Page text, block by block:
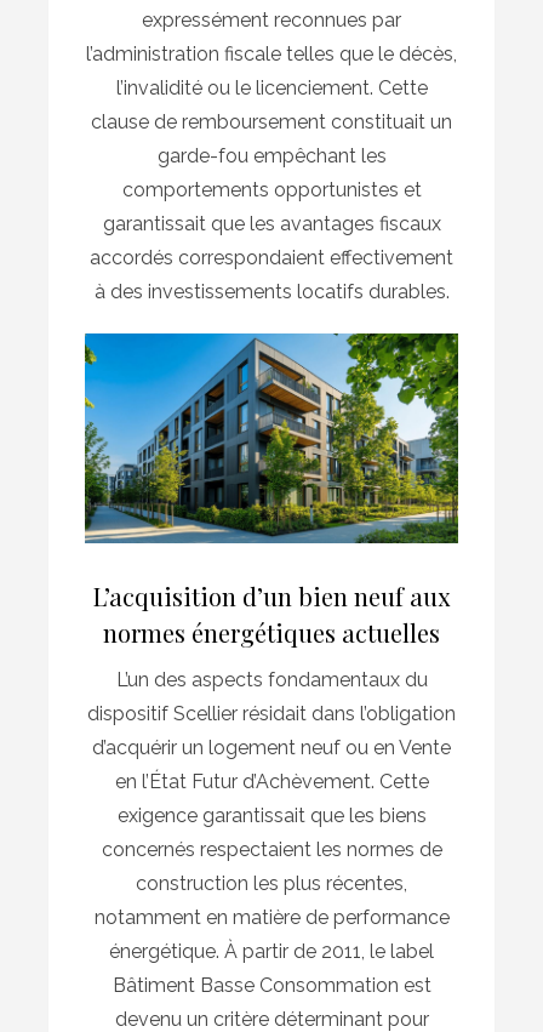
expressément reconnues par
l’administration fiscale telles que le décès,
l’invalidité ou le licenciement. Cette
clause de remboursement constituait un
garde-fou empêchant les
comportements opportunistes et
garantissait que les avantages fiscaux
accordés correspondaient effectivement
à des investissements locatifs durables.
L’acquisition d’un bien neuf aux
normes énergétiques actuelles
L’un des aspects fondamentaux du
dispositif Scellier résidait dans l’obligation
d’acquérir un logement neuf ou en Vente
en l’État Futur d’Achèvement. Cette
exigence garantissait que les biens
concernés respectaient les normes de
construction les plus récentes,
notamment en matière de performance
énergétique. À partir de 2011, le label
Bâtiment Basse Consommation est
devenu un critère déterminant pour